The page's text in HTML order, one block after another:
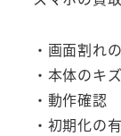
・画面割れ
・本体のキ
・動作確認
・初期化の